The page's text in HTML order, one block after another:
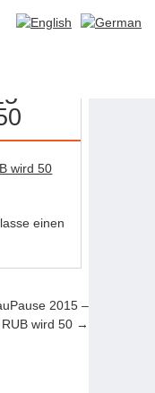
–
einen
2015 –
wird 50 →